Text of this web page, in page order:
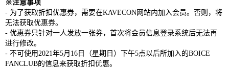
※注意事项
- 为了获取折扣优惠券，需要在KAVECON网站内加入会员。否则，将
无法获取优惠券。
- 优惠券只针对一人发放一张券，首次将会员信息登录系统后无法再
进行修改。
- 不可使用2021年5月 16 日（星期日）下午5点以后所加入的BOICE
FANCLUB的信息来获取折扣优惠。